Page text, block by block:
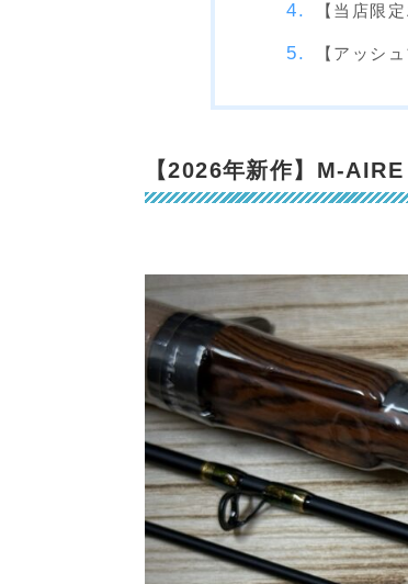
【当店限
【アッシ
【2026年新作】M-